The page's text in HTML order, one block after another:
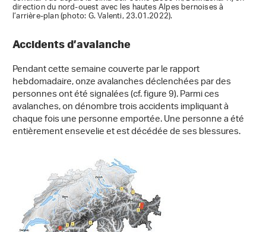
direction du nord-ouest avec les hautes Alpes bernoises à
l’arrière-plan (photo: G. Valenti, 23.01.2022).
Accidents d’avalanche
Pendant cette semaine couverte par le rapport
hebdomadaire, onze avalanches déclenchées par des
personnes ont été signalées (cf. figure 9). Parmi ces
avalanches, on dénombre trois accidents impliquant à
chaque fois une personne emportée. Une personne a été
entièrement ensevelie et est décédée de ses blessures.